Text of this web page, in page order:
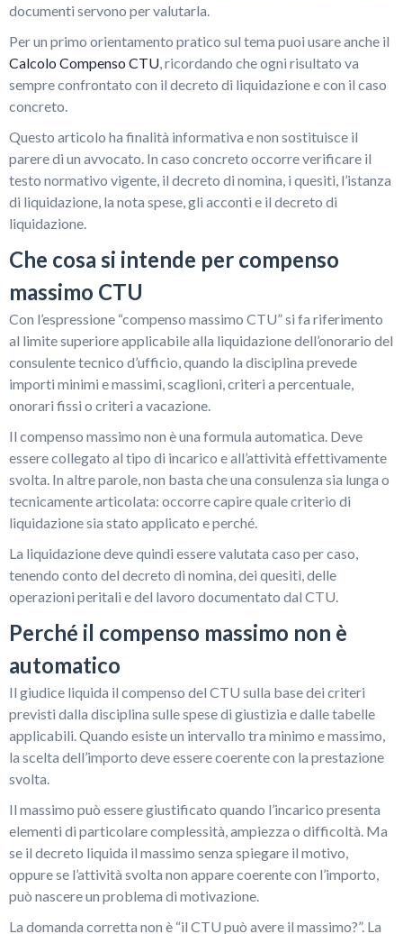
documenti servono per valutarla.
Per un primo orientamento pratico sul tema puoi usare anche il
Calcolo Compenso CTU , ricordando che ogni risultato va
sempre confrontato con il decreto di liquidazione e con il caso
concreto.
Questo articolo ha finalità informativa e non sostituisce il
parere di un avvocato. In caso concreto occorre verificare il
testo normativo vigente, il decreto di nomina, i quesiti, l’istanza
di liquidazione, la nota spese, gli acconti e il decreto di
liquidazione.
Che cosa si intende per compenso
massimo CTU
Con l’espressione “compenso massimo CTU” si fa riferimento
al limite superiore applicabile alla liquidazione dell’onorario del
consulente tecnico d’ufficio, quando la disciplina prevede
importi minimi e massimi, scaglioni, criteri a percentuale,
onorari fissi o criteri a vacazione.
Il compenso massimo non è una formula automatica. Deve
essere collegato al tipo di incarico e all’attività effettivamente
svolta. In altre parole, non basta che una consulenza sia lunga o
tecnicamente articolata: occorre capire quale criterio di
liquidazione sia stato applicato e perché.
La liquidazione deve quindi essere valutata caso per caso,
tenendo conto del decreto di nomina, dei quesiti, delle
operazioni peritali e del lavoro documentato dal CTU.
Perché il compenso massimo non è
automatico
Il giudice liquida il compenso del CTU sulla base dei criteri
previsti dalla disciplina sulle spese di giustizia e dalle tabelle
applicabili. Quando esiste un intervallo tra minimo e massimo,
la scelta dell’importo deve essere coerente con la prestazione
svolta.
Il massimo può essere giustificato quando l’incarico presenta
elementi di particolare complessità, ampiezza o difficoltà. Ma
se il decreto liquida il massimo senza spiegare il motivo,
oppure se l’attività svolta non appare coerente con l’importo,
può nascere un problema di motivazione.
La domanda corretta non è “il CTU può avere il massimo?”. La